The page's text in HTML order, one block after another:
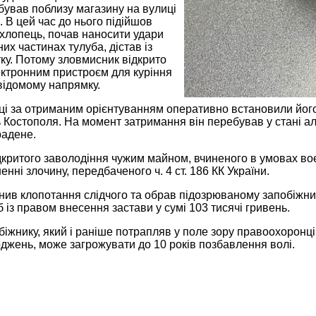
поблизу магазину на вулиці
В цей час до нього підійшов
почав наносити удари
частинах тулуба, дістав із
Потому зловмисник відкрито
пристроєм для куріння
напрямку.
за отриманим орієнтуванням оперативно встановили
Костополя. На момент затримання він перебував у стані
заволодіння чужим майном, вчиненого в умовах
злочину, передбаченого ч. 4 ст. 186 КК України.
клопотання слідчого та обрав підозрюваному
із правом внесення застави у сумі 103 тисячі гривень.
який і раніше потрапляв у поле зору
може загрожувати до 10 років позбавлення волі.